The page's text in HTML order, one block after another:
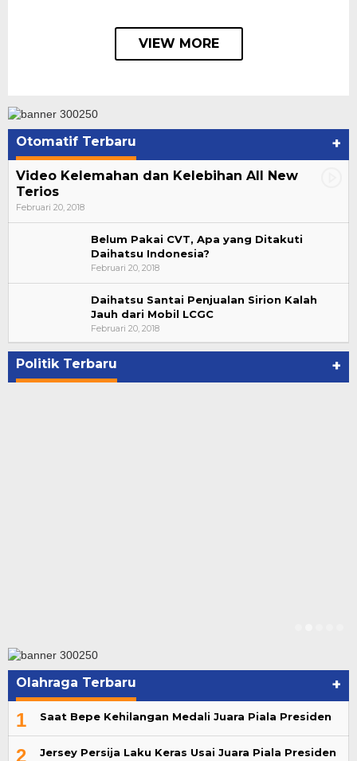
VIEW MORE
Otomatif Terbaru +
Video Kelemahan dan Kelebihan All New
Terios
Februari 20, 2018
Belum Pakai CVT, Apa yang Ditakuti
Daihatsu Indonesia?
Februari 20, 2018
Daihatsu Santai Penjualan Sirion Kalah
Jauh dari Mobil LCGC
Februari 20, 2018
Politik Terbaru +
Bupati Ahmad Hijazi, Hadiri Paripurna Hasil
Penetapan Paslon Bupati dan Wabup Te…
Di NASIONAL, POLITIK, REJANG LEBONG
Olahraga Terbaru +
1 Saat Bepe Kehilangan Medali Juara Piala Presiden
2 Jersey Persija Laku Keras Usai Juara Piala Presiden